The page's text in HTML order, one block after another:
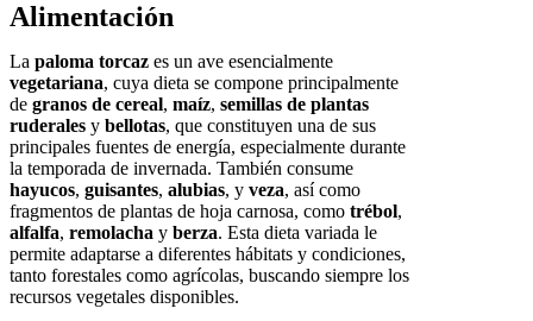
Alimentación
La paloma torcaz es un ave esencialmente
vegetariana, cuya dieta se compone principalmente
de granos de cereal, maíz, semillas de plantas
ruderales y bellotas, que constituyen una de sus
principales fuentes de energía, especialmente durante
la temporada de invernada. También consume
hayucos, guisantes, alubias, y veza, así como
fragmentos de plantas de hoja carnosa, como trébol,
alfalfa, remolacha y berza. Esta dieta variada le
permite adaptarse a diferentes hábitats y condiciones,
tanto forestales como agrícolas, buscando siempre los
recursos vegetales disponibles.